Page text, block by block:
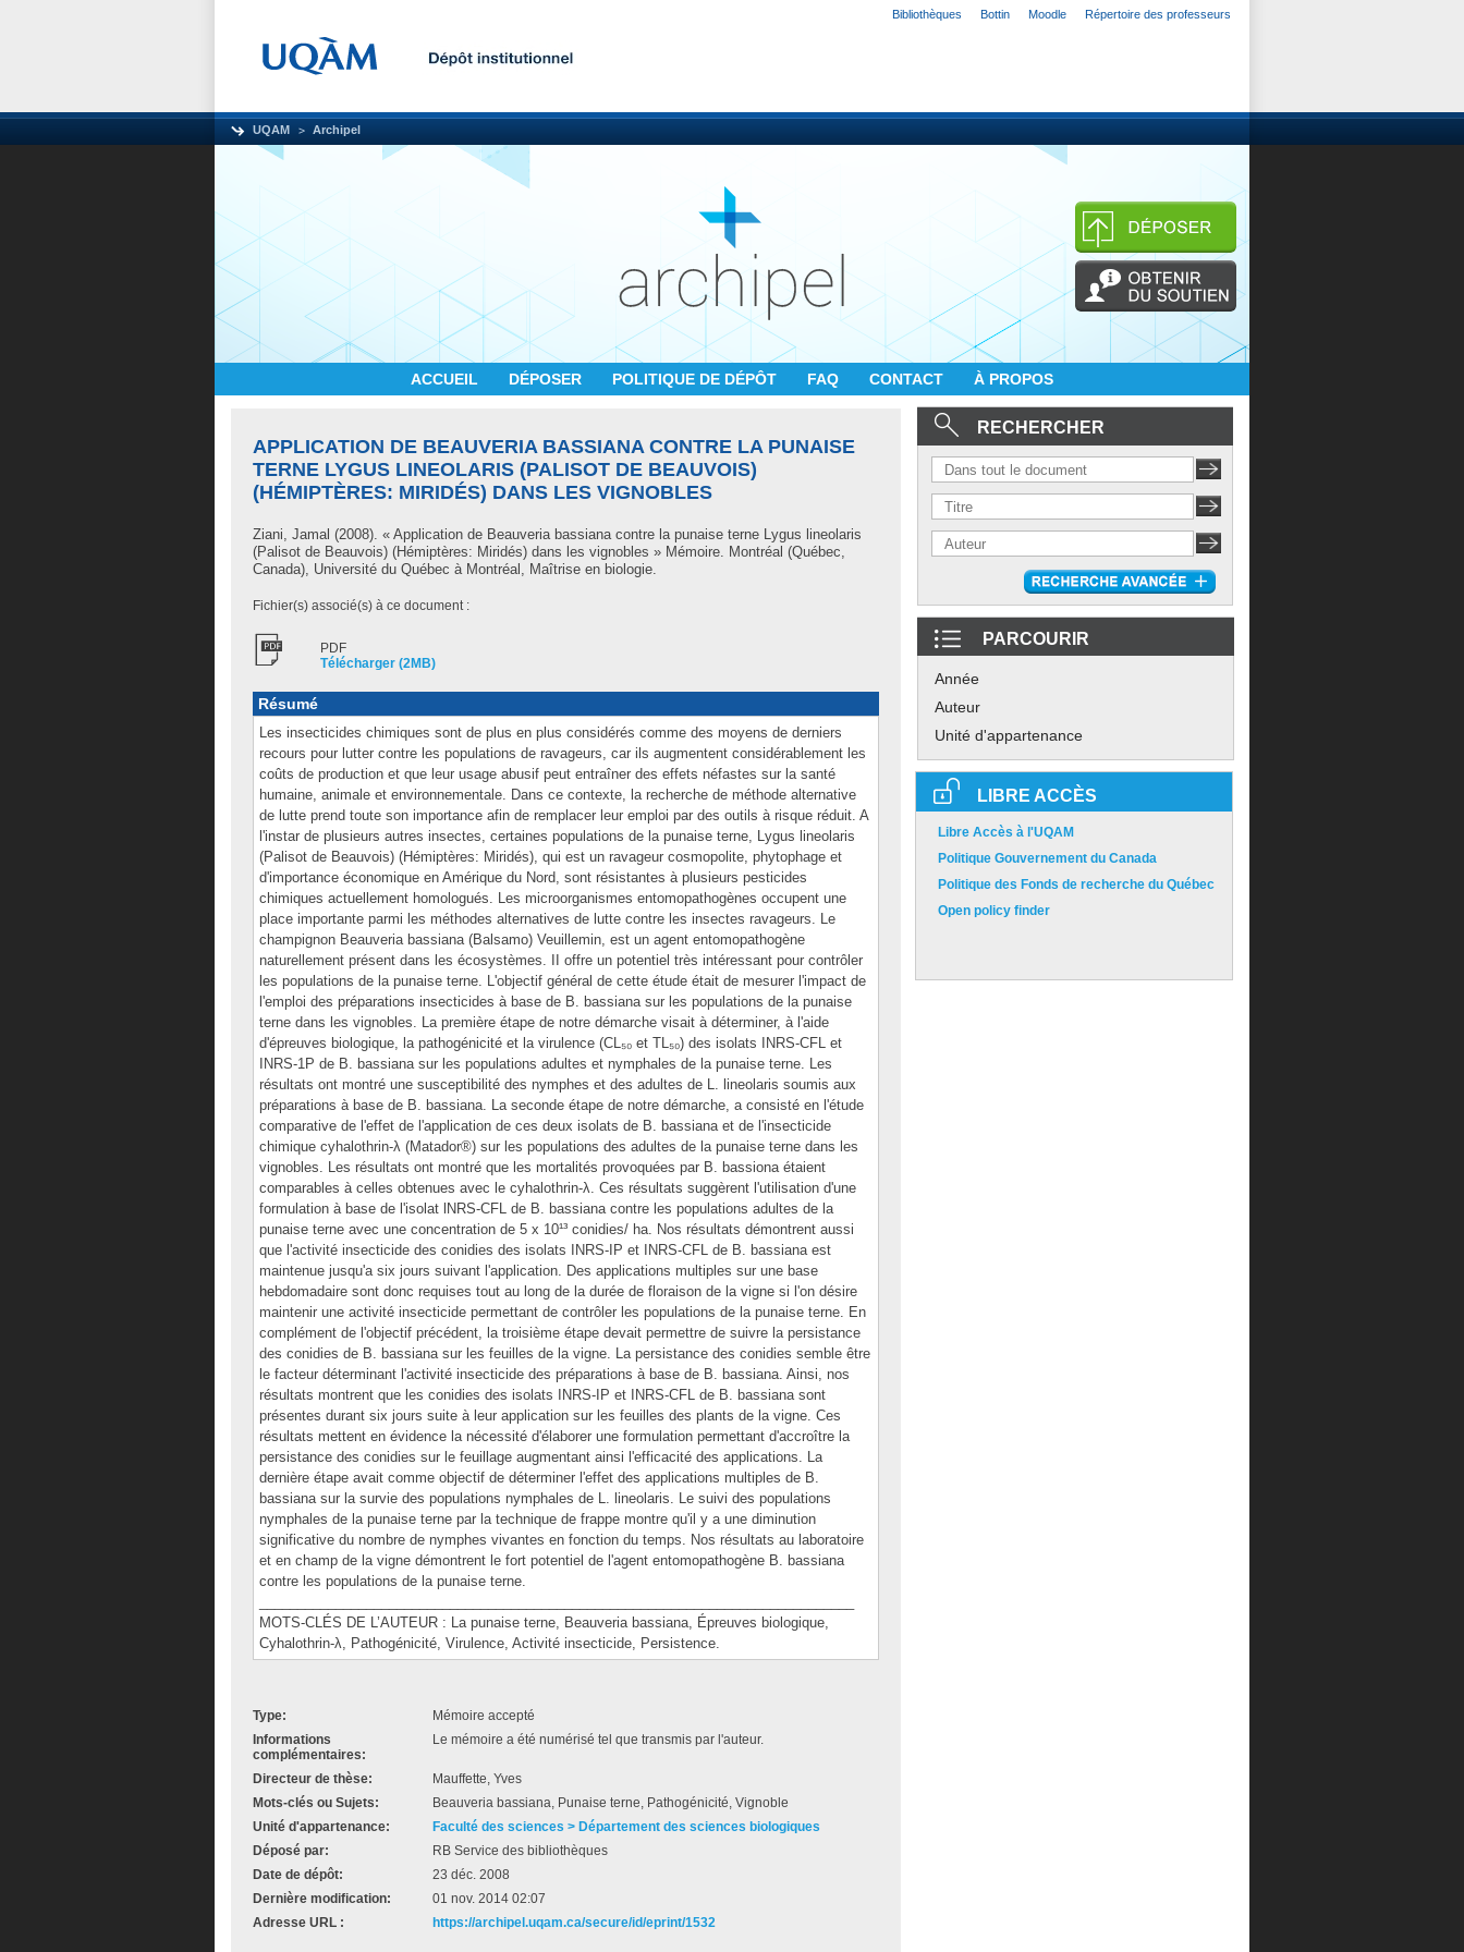
Bibliothèques Bottin Moodle Répertoire des professeurs
UQAM Archipel
ACCUEIL DÉPOSER POLITIQUE DE DÉPÔT FAQ CONTACT À PROPOS
APPLICATION DE BEAUVERIA BASSIANA CONTRE LA PUNAISE
TERNE LYGUS LINEOLARIS (PALISOT DE BEAUVOIS)
(HÉMIPTÈRES: MIRIDÉS) DANS LES VIGNOBLES
Ziani, Jamal (2008). « Application de Beauveria bassiana contre la punaise terne Lygus lineolaris
(Palisot de Beauvois) (Hémiptères: Miridés) dans les vignobles » Mémoire. Montréal (Québec,
Canada), Université du Québec à Montréal, Maîtrise en biologie.
Fichier(s) associé(s) à ce document :
PDF
Télécharger (2MB)
Résumé
Les insecticides chimiques sont de plus en plus considérés comme des moyens de derniers
recours pour lutter contre les populations de ravageurs, car ils augmentent considérablement les
coûts de production et que leur usage abusif peut entraîner des effets néfastes sur la santé
humaine, animale et environnementale. Dans ce contexte, la recherche de méthode alternative
de lutte prend toute son importance afin de remplacer leur emploi par des outils à risque réduit. A
l'instar de plusieurs autres insectes, certaines populations de la punaise terne, Lygus lineolaris
(Palisot de Beauvois) (Hémiptères: Miridés), qui est un ravageur cosmopolite, phytophage et
d'importance économique en Amérique du Nord, sont résistantes à plusieurs pesticides
chimiques actuellement homologués. Les microorganismes entomopathogènes occupent une
place importante parmi les méthodes alternatives de lutte contre les insectes ravageurs. Le
champignon Beauveria bassiana (Balsamo) Veuillemin, est un agent entomopathogène
naturellement présent dans les écosystèmes. II offre un potentiel très intéressant pour contrôler
les populations de la punaise terne. L'objectif général de cette étude était de mesurer l'impact de
l'emploi des préparations insecticides à base de B. bassiana sur les populations de la punaise
terne dans les vignobles. La première étape de notre démarche visait à déterminer, à l'aide
d'épreuves biologique, la pathogénicité et la virulence (CL₅₀ et TL₅₀) des isolats INRS-CFL et
INRS-1P de B. bassiana sur les populations adultes et nymphales de la punaise terne. Les
résultats ont montré une susceptibilité des nymphes et des adultes de L. lineolaris soumis aux
préparations à base de B. bassiana. La seconde étape de notre démarche, a consisté en l'étude
comparative de l'effet de l'application de ces deux isolats de B. bassiana et de l'insecticide
chimique cyhalothrin-λ (Matador®) sur les populations des adultes de la punaise terne dans les
vignobles. Les résultats ont montré que les mortalités provoquées par B. bassiona étaient
comparables à celles obtenues avec le cyhalothrin-λ. Ces résultats suggèrent l'utilisation d'une
formulation à base de l'isolat lNRS-CFL de B. bassiana contre les populations adultes de la
punaise terne avec une concentration de 5 x 10¹³ conidies/ ha. Nos résultats démontrent aussi
que l'activité insecticide des conidies des isolats INRS-IP et INRS-CFL de B. bassiana est
maintenue jusqu'a six jours suivant l'application. Des applications multiples sur une base
hebdomadaire sont donc requises tout au long de la durée de floraison de la vigne si l'on désire
maintenir une activité insecticide permettant de contrôler les populations de la punaise terne. En
complément de l'objectif précédent, la troisième étape devait permettre de suivre la persistance
des conidies de B. bassiana sur les feuilles de la vigne. La persistance des conidies semble être
le facteur déterminant l'activité insecticide des préparations à base de B. bassiana. Ainsi, nos
résultats montrent que les conidies des isolats INRS-IP et INRS-CFL de B. bassiana sont
présentes durant six jours suite à leur application sur les feuilles des plants de la vigne. Ces
résultats mettent en évidence la nécessité d'élaborer une formulation permettant d'accroître la
persistance des conidies sur le feuillage augmentant ainsi l'efficacité des applications. La
dernière étape avait comme objectif de déterminer l'effet des applications multiples de B.
bassiana sur la survie des populations nymphales de L. lineolaris. Le suivi des populations
nymphales de la punaise terne par la technique de frappe montre qu'il y a une diminution
significative du nombre de nymphes vivantes en fonction du temps. Nos résultats au laboratoire
et en champ de la vigne démontrent le fort potentiel de l'agent entomopathogène B. bassiana
contre les populations de la punaise terne.
MOTS-CLÉS DE L’AUTEUR : La punaise terne, Beauveria bassiana, Épreuves biologique,
Cyhalothrin-λ, Pathogénicité, Virulence, Activité insecticide, Persistence.
Type:
Mémoire accepté
Informations
complémentaires:
Le mémoire a été numérisé tel que transmis par l'auteur.
Directeur de thèse:
Mauffette, Yves
Mots-clés ou Sujets:
Beauveria bassiana, Punaise terne, Pathogénicité, Vignoble
Unité d'appartenance:
Faculté des sciences > Département des sciences biologiques
Déposé par:
RB Service des bibliothèques
Date de dépôt:
23 déc. 2008
Dernière modification:
01 nov. 2014 02:07
Adresse URL :
https://archipel.uqam.ca/secure/id/eprint/1532
RECHERCHER
PARCOURIR
Année
Auteur
Unité d'appartenance
LIBRE ACCÈS
Libre Accès à l'UQAM
Politique Gouvernement du Canada
Politique des Fonds de recherche du Québec
Open policy finder